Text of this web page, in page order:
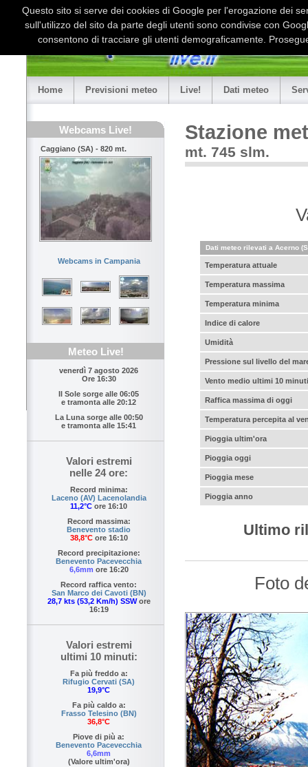
Home Previsioni meteo Live! Dati meteo
Webcams Live!
Caggiano (SA) - 820 mt.
Webcams in Campania
Meteo Live!
venerdì 7 agosto 2026
Ore 16:30
Il Sole sorge alle 06:05
e tramonta alle 20:12
La Luna sorge alle 00:50
e tramonta alle 15:41
Valori estremi
nelle 24 ore:
Record minima:
Laceno (AV) Lacenolandia
11,2°C ore 16:10
Record massima:
Benevento stadio
38,8°Core 16:10
Record precipitazione:
Benevento Pacevecchia
6,6mm ore 16:20
Record raffica vento:
San Marco dei Cavoti (BN)
28,7 kts (53,2 Km/h) SSWore
16:19
Valori estremi
ultimi 10 minuti:
Fa più freddo a:
Rifugio Cervati (SA)
19,9°C
Fa più caldo a:
Frasso Telesino (BN)
36,8°C
Piove di più a:
Benevento Pacevecchia
6,6mm
(Valore ultim'ora)
Stazione
mt. 745 slm.
Dati meteo rilevati a Acerno
Temperatura attuale
Temperatura massima
Temperatura minima
Indice di calore
Umidità
Pressione sul livello del
Vento medio ultimi 10 minuti
Raffica massima di oggi
Temperatura percepita al
Pioggia ultim'ora
Pioggia oggi
Pioggia mese
Pioggia anno
Ultimo
Foto
Questo sito si serve dei cookies di Google per l'erogazione dei
sull'utilizzo del sito da parte degli utenti sono condivise con
consentono di tracciare gli utenti demograficamente.